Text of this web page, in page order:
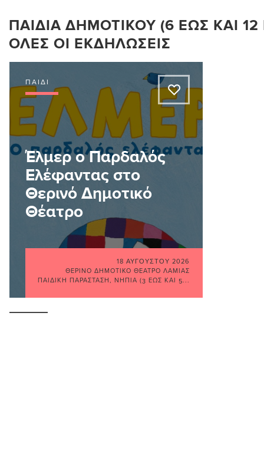
ΠΑΙΔΙΆ ΔΗΜΟΤΙΚΟΎ (6 ΈΩΣ ΚΑΙ
ΌΛΕΣ ΟΙ ΕΚΔΗΛΏΣΕΙΣ
ΠΑΙΔΊ
A
Έλμερ ο Παρδαλός
Ελέφαντας στο
Θερινό Δημοτικό
Θέατρο
18 ΑΥΓΟΎΣΤΟΥ 2026
ΘΕΡΙΝΌ ΔΗΜΟΤΙΚΌ ΘΈΑΤΡΟ ΛΑΜΊΑΣ
ΠΑΙΔΙΚΉ ΠΑΡΆΣΤΑΣΗ
ΝΉΠΙΑ (3 ΈΩΣ ΚΑΙ 5...